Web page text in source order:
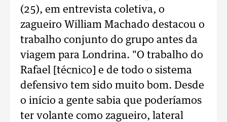
(25), em entrevista coletiva, o
zagueiro William Machado destacou o
trabalho conjunto do grupo antes da
viagem para Londrina. "O trabalho do
Rafael [técnico] e de todo o sistema
defensivo tem sido muito bom. Desde
o início a gente sabia que poderíamos
ter volante como zagueiro, lateral